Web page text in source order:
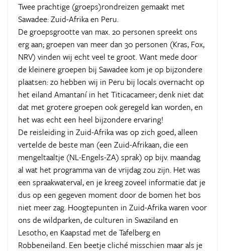
Twee prachtige (groeps)rondreizen gemaakt met
Sawadee: Zuid-Afrika en Peru.
De groepsgrootte van max. 20 personen spreekt ons
erg aan; groepen van meer dan 30 personen (Kras, Fox,
NRV) vinden wij echt veel te groot. Want mede door
de kleinere groepen bij Sawadee kom je op bijzondere
plaatsen: zo hebben wij in Peru bij locals overnacht op
het eiland Amantaní in het Titicacameer; denk niet dat
dat met grotere groepen ook geregeld kan worden, en
het was echt een heel bijzondere ervaring!
De reisleiding in Zuid-Afrika was op zich goed, alleen
vertelde de beste man (een Zuid-Afrikaan, die een
mengeltaaltje (NL-Engels-ZA) sprak) op bijv. maandag
al wat het programma van de vrijdag zou zijn. Het was
een spraakwaterval, en je kreeg zoveel informatie dat je
dus op een gegeven moment door de bomen het bos
niet meer zag. Hoogtepunten in Zuid-Afrika waren voor
ons de wildparken, de culturen in Swaziland en
Lesotho, en Kaapstad met de Tafelberg en
Robbeneiland. Een beetje cliché misschien maar als je